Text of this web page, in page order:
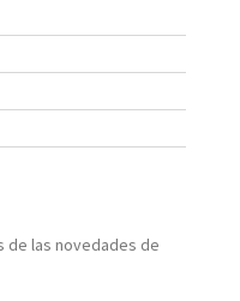
de las novedades de